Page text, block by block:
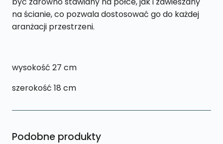
na ścianie, co pozwala dostosować go do każdej
aranżacji przestrzeni.
wysokość 27 cm
szerokość 18 cm
Podobne produkty